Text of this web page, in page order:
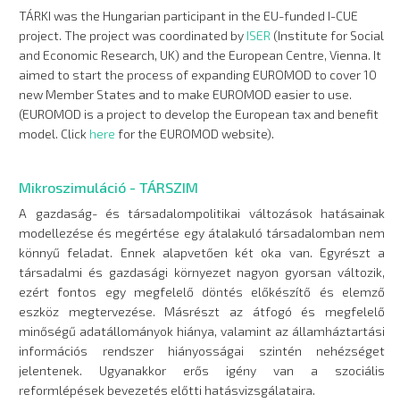
TÁRKI was the Hungarian participant in the EU-funded I-CUE
project. The project was coordinated by ISER (Institute for Social
and Economic Research, UK) and the European Centre, Vienna. It
aimed to start the process of expanding EUROMOD to cover 10
new Member States and to make EUROMOD easier to use.
(EUROMOD is a project to develop the European tax and benefit
model. Click here for the EUROMOD website).
Mikroszimuláció - TÁRSZIM
A gazdaság- és társadalompolitikai változások hatásainak
modellezése és megértése egy átalakuló társadalomban nem
könnyű feladat. Ennek alapvetően két oka van. Egyrészt a
társadalmi és gazdasági környezet nagyon gyorsan változik,
ezért fontos egy megfelelő döntés előkészítő és elemző
eszköz megtervezése. Másrészt az átfogó és megfelelő
minőségű adatállományok hiánya, valamint az államháztartási
információs rendszer hiányosságai szintén nehézséget
jelentenek. Ugyanakkor erős igény van a szociális
reformlépések bevezetés előtti hatásvizsgálataira.